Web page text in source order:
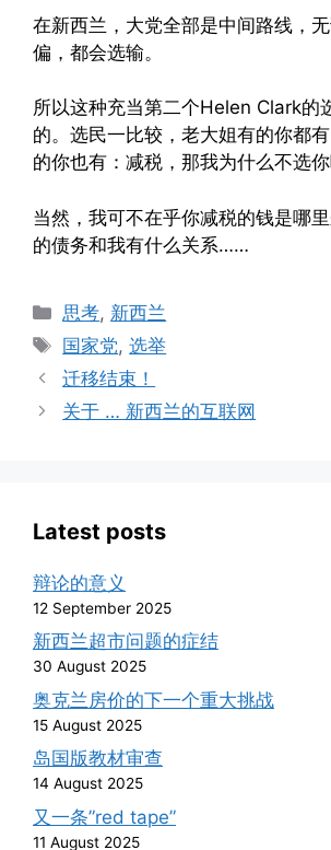
在新西兰，大党全部是中间路线，
偏，都会选输。
所以这种充当第二个Helen Clark的
的。选民一比较，老大姐有的你都
的你也有：减税，那我为什么不选你
当然，我可不在乎你减税的钱是哪
的债务和我有什么关系……
Categories
思考, 新西兰
Tags
国家党,选举
迁移结束！
关于 … 新西兰的互联网
Latest posts
辩论的意义
12 September 2025
新西兰超市问题的症结
30 August 2025
奥克兰房价的下一个重大挑战
15 August 2025
岛国版教材审查
14 August 2025
又一条”red tape”
11 August 2025